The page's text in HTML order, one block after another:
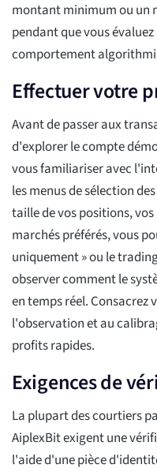
montant minimum ou un
pendant que vous
comportement
Effectuer votre
Avant de passer aux
d'explorer le compte
vous familiariser avec
les menus de sélection
taille de vos positions,
marchés préférés, vous
uniquement » ou le
observer comment le
en temps réel. Consacrez
l'observation et au
profits rapides.
Exigences de
La plupart des courtiers
AiplexBit exigent une
l'aide d'une pièce